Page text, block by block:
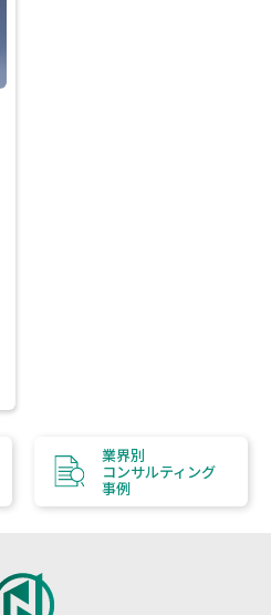
業界別
コンサルティング
事例